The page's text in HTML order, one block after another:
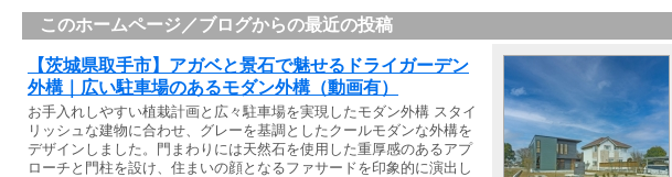
このホームページ／ブログからの最近の投稿
【茨城県取手市】アガベと景石で魅せるドライガーデン
外構｜広い駐車場のあるモダン外構（動画有）
お手入れしやすい植栽計画と広々駐車場を実現したモダン外構 スタイ
リッシュな建物に合わせ、グレーを基調としたクールモダンな外構を
デザインしました。門まわりには天然石を使用した重厚感のあるアプ
ローチと門柱を設け、住まいの顔となるファサードを印象的に演出し